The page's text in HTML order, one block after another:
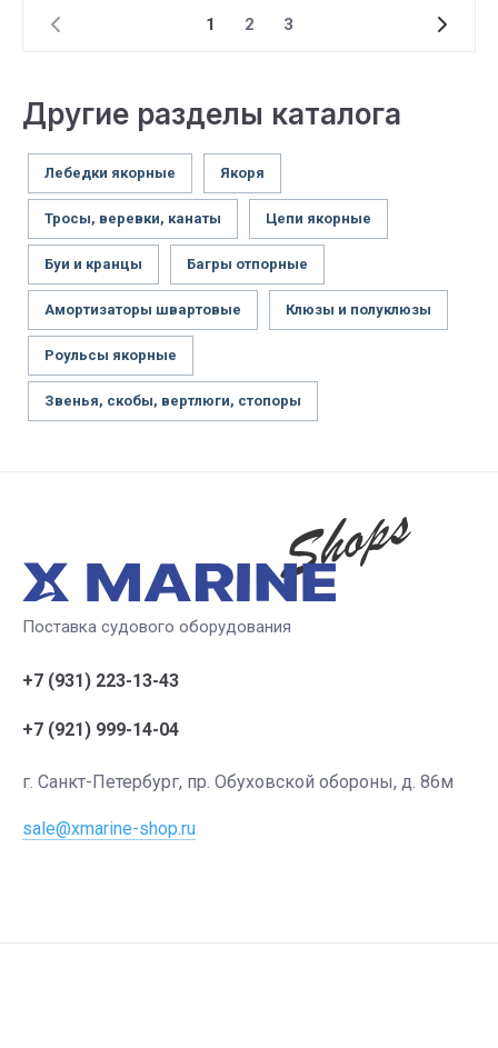
1 2 3
Другие разделы каталога
Лебедки якорные Якоря
Тросы, веревки, канаты Цепи якорные
Буи и кранцы Багры отпорные
Амортизаторы швартовые Клюзы и полуклюзы
Роульсы якорные
Звенья, скобы, вертлюги, стопоры
Поставка судового оборудования
+7 (931) 223-13-43
+7 (921) 999-14-04
г. Санкт-Петербург, пр. Обуховской обороны, д. 86м
sale@xmarine-shop.ru